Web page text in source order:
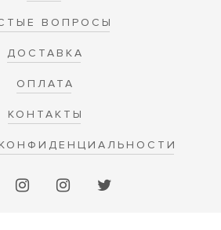
ВОПРОСЫ
ДОСТАВКА
ОПЛАТА
КОНТАКТЫ